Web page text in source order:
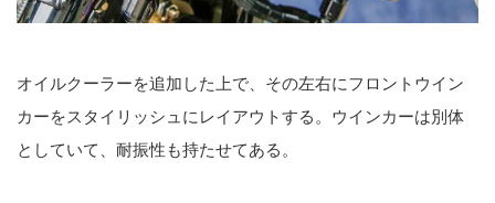
オイルクーラーを追加した上で、その左右にフロントウイン
カーをスタイリッシュにレイアウトする。ウインカーは別体
としていて、耐振性も持たせてある。